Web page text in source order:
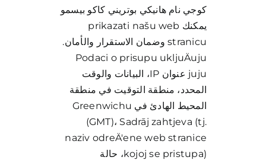
كوجي نام هانيكي بوتريني كاكو بيسمو
يمكنك prikazati našu web
stranicu وضمان الاستقرار والأمان.
Podaci o prisupu ukljuÄuju
juju عنوان IP، البيانات والوقت
المحدد، منطقة التوقيت في منطقة
المحيط الهادئ في Greenwichu
(GMT)، Sadrāj zahtjeva (tj.
naziv odreÄ'ene web stranice
kojoj se pristupa)، حالة